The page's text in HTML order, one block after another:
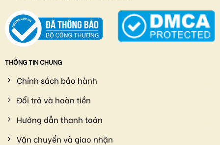
THÔNG TIN CHUNG
Chính sách bảo hành
Đổi trả và hoàn tiền
Hướng dẫn thanh toán
Vận chuyển và giao nhận